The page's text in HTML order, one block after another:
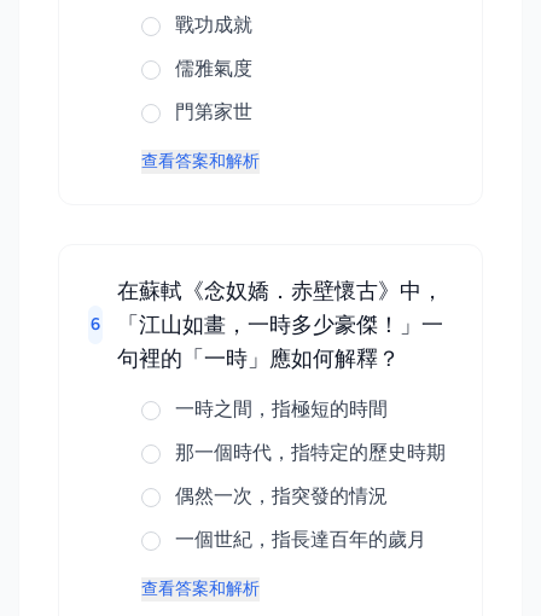
戰功成就
儒雅氣度
門第家世
查看答案和解析
6
在蘇軾《念奴嬌．赤壁懷古》中，
「江山如畫，一時多少豪傑！」一
句裡的「一時」應如何解釋？
一時之間，指極短的時間
那一個時代，指特定的歷史時期
偶然一次，指突發的情況
一個世紀，指長達百年的歲月
查看答案和解析